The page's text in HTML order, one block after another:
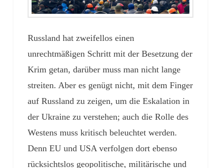
Russland hat zweifellos einen
unrechtmäßigen Schritt mit der Besetzung der
Krim getan, darüber muss man nicht lange
streiten. Aber es genügt nicht, mit dem Finger
auf Russland zu zeigen, um die Eskalation in
der Ukraine zu verstehen; auch die Rolle des
Westens muss kritisch beleuchtet werden.
Denn EU und USA verfolgen dort ebenso
rücksichtslos geopolitische, militärische und